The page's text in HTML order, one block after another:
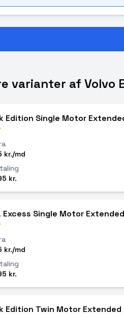
varianter af Volvo
Edition Single Motor
kr./md
kr.
Excess Single Motor
kr./md
kr.
Edition Twin Motor Extended